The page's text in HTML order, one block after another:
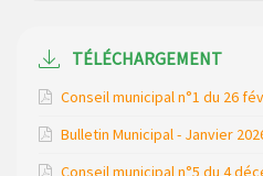
Modification de gestion du
bungalows bois, ses chalets et
TÉLÉCHARGEMENT
Conseil municipal n°1 du 26
Bulletin Municipal - Janvier
Conseil municipal n°5 du 4